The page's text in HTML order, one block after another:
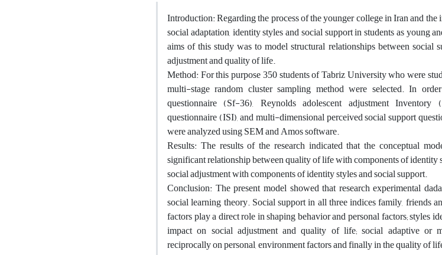
Introduction: Regarding the process of the younger college in Iran and
social adaptation, identity styles and social support in students as young
aims of this study was to model structural relationships between social
adjustment and quality of life.
Method: For this purpose 350 students of Tabriz University who were
multi-stage random cluster sampling method were selected. In
questionnaire (Sf-36), Reynolds adolescent adjustment
questionnaire (ISI), and multi-dimensional perceived social support
were analyzed using SEM and Amos software.
Results: The results of the research indicated that the conceptual
significant relationship between quality of life with components of identity
social adjustment with components of identity styles and social support.
Conclusion: The present model showed that research experimental
social learning theory. Social support in all three indices family, friends
factors play a direct role in shaping behavior and personal factors; styles
impact on social adjustment and quality of life; social adaptive or
reciprocally on personal, environment factors and finally in the quality of